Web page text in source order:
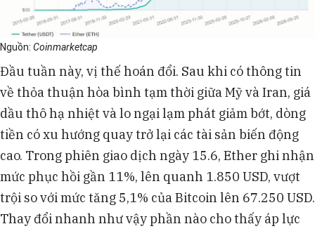
Nguồn: Coinmarketcap
Đầu tuần này, vị thế hoán đổi. Sau khi có thông tin
về thỏa thuận hòa bình tạm thời giữa Mỹ và Iran, giá
dầu thô hạ nhiệt và lo ngại lạm phát giảm bớt, dòng
tiền có xu hướng quay trở lại các tài sản biến động
cao. Trong phiên giao dịch ngày 15.6, Ether ghi nhận
mức phục hồi gần 11%, lên quanh 1.850 USD, vượt
trội so với mức tăng 5,1% của Bitcoin lên 67.250 USD.
Thay đổi nhanh như vậy phần nào cho thấy áp lực